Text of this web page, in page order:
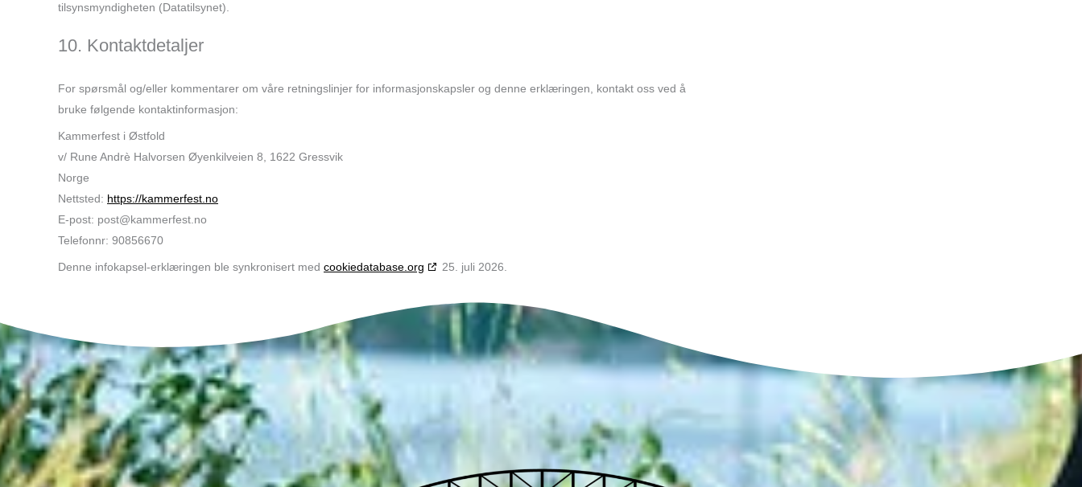
tilsynsmyndigheten (Datatilsynet).
10. Kontaktdetaljer
For spørsmål og/eller kommentarer om våre retningslinjer for informasjonskapsler og denne erklæringen, kontakt oss ved å
bruke følgende kontaktinformasjon:
Kammerfest i Østfold
v/ Rune Andrè Halvorsen Øyenkilveien 8, 1622 Gressvik
Norge
Nettsted: https://kammerfest.no
E-post: post@kammerfest.no
Telefonnr: 90856670
Denne infokapsel-erklæringen ble synkronisert med cookiedatabase.org 25. juli 2026.